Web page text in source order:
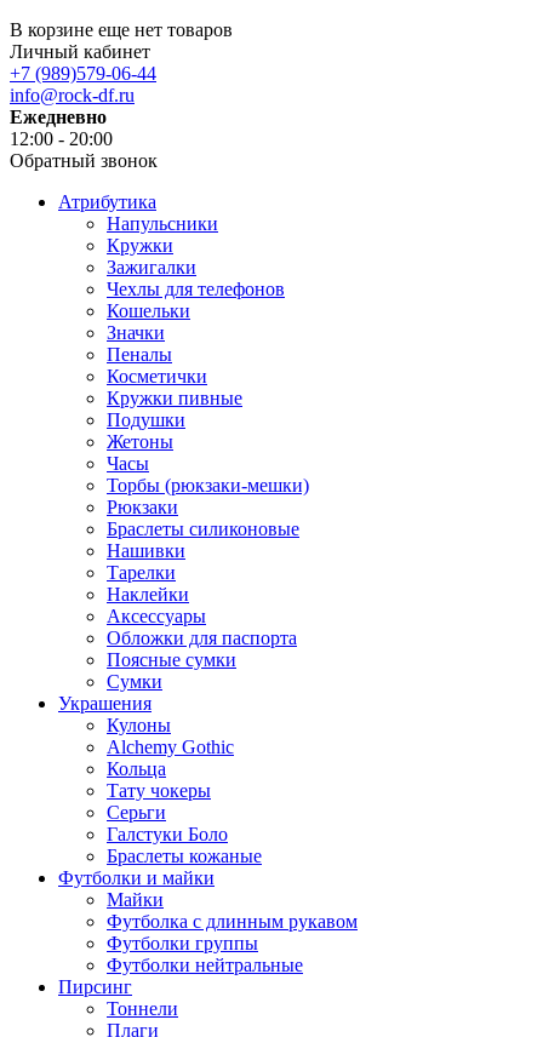
В корзине еще нет товаров
Личный кабинет
+7 (989)579-06-44
info@rock-df.ru
Ежедневно
12:00 - 20:00
Обратный звонок
Атрибутика
Напульсники
Кружки
Зажигалки
Чехлы для телефонов
Кошельки
Значки
Пеналы
Косметички
Кружки пивные
Подушки
Жетоны
Часы
Торбы (рюкзаки-мешки)
Рюкзаки
Браслеты силиконовые
Нашивки
Тарелки
Наклейки
Аксессуары
Обложки для паспорта
Поясные сумки
Сумки
Украшения
Кулоны
Alchemy Gothic
Кольца
Тату чокеры
Серьги
Галстуки Боло
Браслеты кожаные
Футболки и майки
Майки
Футболка с длинным рукавом
Футболки группы
Футболки нейтральные
Пирсинг
Тоннели
Плаги